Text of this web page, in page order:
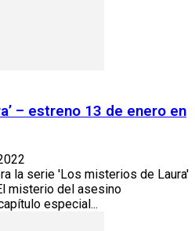
– estreno 13 de enero en
la serie 'Los misterios de Laura'
misterio del asesino
especial...